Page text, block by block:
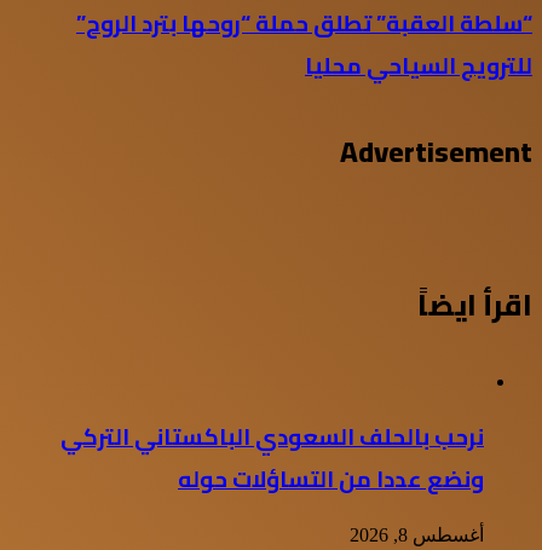
“سلطة العقبة” تطلق حملة “روحها بترد الروح”
للترويج السياحي محليا
Advertisement
اقرأ ايضاً
نرحب بالحلف السعودي الباكستاني التركي
ونضع عددا من التساؤلات حوله
أغسطس 8, 2026